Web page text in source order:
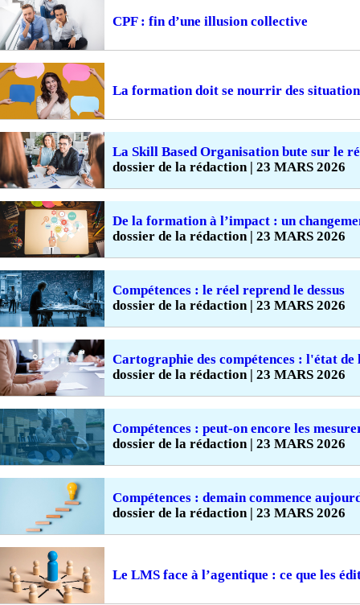
CPF : fin d’une illusion collective
La formation doit se nourrir des
La Skill Based Organisation bute sur le
dossier de la rédaction | 23 MARS 2026
De la formation à l’impact : un
dossier de la rédaction | 23 MARS 2026
Compétences : le réel reprend le dessus
dossier de la rédaction | 23 MARS 2026
Cartographie des compétences : l'état
dossier de la rédaction | 23 MARS 2026
Compétences : peut-on encore les
dossier de la rédaction | 23 MARS 2026
Compétences : demain commence
dossier de la rédaction | 23 MARS 2026
Le LMS face à l’agentique : ce que les